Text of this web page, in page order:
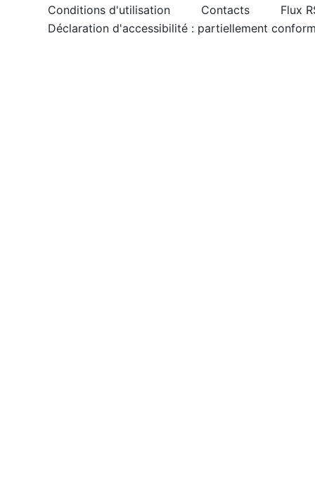
Conditions d'utilisation Contacts
Flux
Déclaration d'accessibilité : partiellement